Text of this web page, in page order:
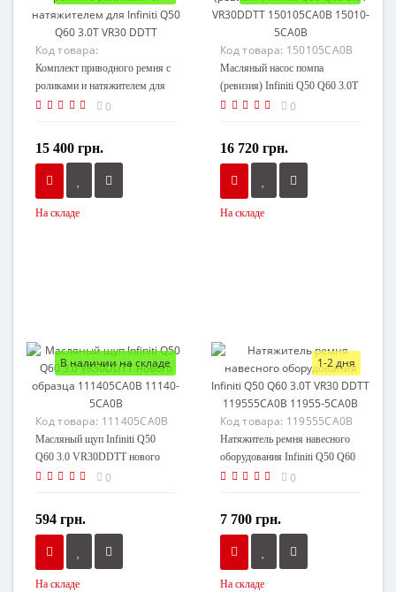
Код товара:
serpentine_kit_vr30
Комплект приводного ремня с
роликами и натяжителем для
Infiniti Q50 Q60 3.0T VR30
0
15 400 грн.
На складе
Код товара: 150105CA0B
Масляный насос помпа
(ревизия) Infiniti Q50 Q60 3.0T
VR30DDTT 150105CA0B
0
16 720 грн.
На складе
В наличии на складе
Код товара: 111405CA0B
Масляный щуп Infiniti Q50
Q60 3.0 VR30DDTT нового
образца 111405CA0B 11140-
0
594 грн.
На складе
1-2 дня
Код товара: 119555CA0B
Натяжитель ремня навесного
оборудования Infiniti Q50 Q60
3.0T VR30 DDTT 119555CA0B
0
7 700 грн.
На складе